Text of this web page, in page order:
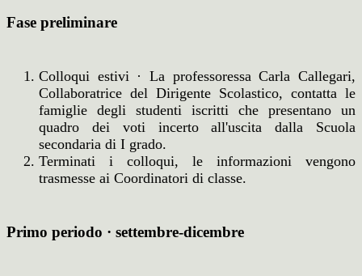
Fase preliminare
Colloqui estivi · La professoressa Carla Callegari,
Collaboratrice del Dirigente Scolastico, contatta le
famiglie degli studenti iscritti che presentano un
quadro dei voti incerto all'uscita dalla Scuola
secondaria di I grado.
Terminati i colloqui, le informazioni vengono
trasmesse ai Coordinatori di classe.
Primo periodo · settembre-dicembre